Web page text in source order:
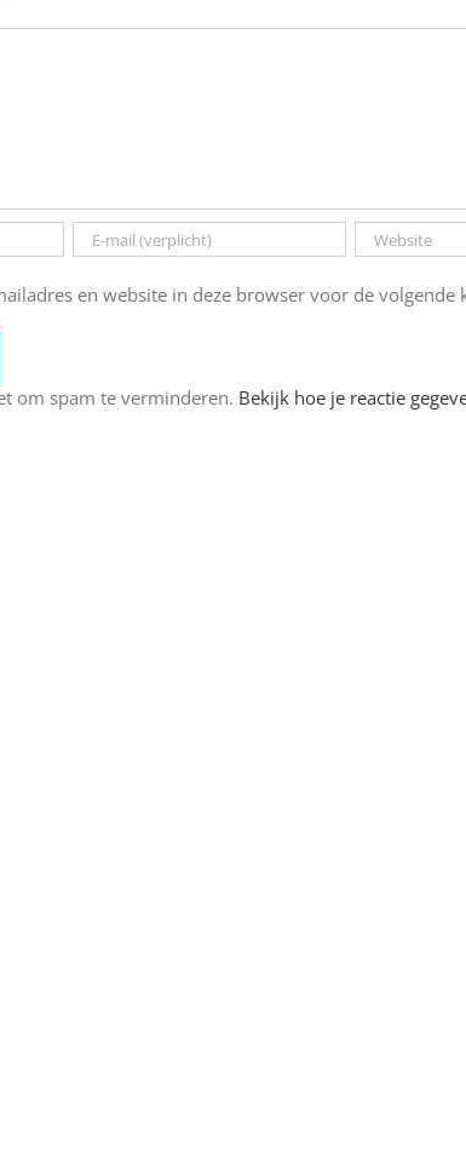
en website in deze browser voor de volgende
om spam te verminderen. Bekijk hoe je reactie